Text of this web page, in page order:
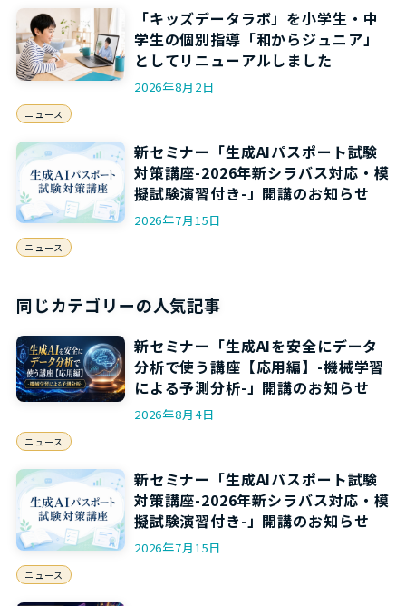
「キッズデータラボ」を小学生・中
学生の個別指導「和からジュニア」
としてリニューアルしました
2026年8月2日
ニュース
新セミナー「生成AIパスポート試験
対策講座-2026年新シラバス対応・模
擬試験演習付き-」開講のお知らせ
2026年7月15日
ニュース
同じカテゴリーの人気記事
新セミナー「生成AIを安全にデータ
分析で使う講座【応用編】-機械学習
による予測分析-」開講のお知らせ
2026年8月4日
ニュース
新セミナー「生成AIパスポート試験
対策講座-2026年新シラバス対応・模
擬試験演習付き-」開講のお知らせ
2026年7月15日
ニュース